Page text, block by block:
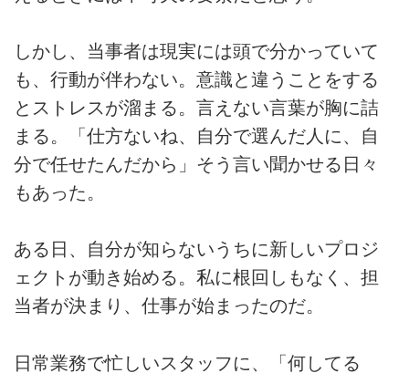
しかし、当事者は現実には頭で分かっていて
も、行動が伴わない。意識と違うことをする
とストレスが溜まる。言えない言葉が胸に詰
まる。「仕方ないね、自分で選んだ人に、自
分で任せたんだから」そう言い聞かせる日々
もあった。
ある日、自分が知らないうちに新しいプロジ
ェクトが動き始める。私に根回しもなく、担
当者が決まり、仕事が始まったのだ。
日常業務で忙しいスタッフに、「何してる